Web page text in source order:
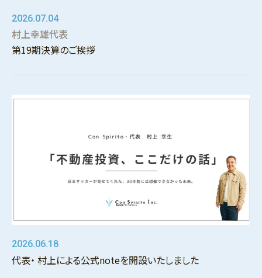
2026.07.04
村上幸雄代表
第19期決算のご挨拶
2026.06.18
代表・ 村上による公式noteを開設いたしました